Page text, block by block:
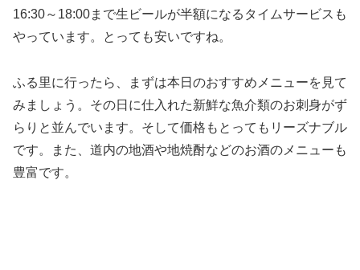
16:30～18:00まで生ビールが半額になるタイムサービスも
やっています。とっても安いですね。
ふる里に行ったら、まずは本日のおすすめメニューを見て
みましょう。その日に仕入れた新鮮な魚介類のお刺身がず
らりと並んでいます。そして価格もとってもリーズナブル
です。また、道内の地酒や地焼酎などのお酒のメニューも
豊富です。